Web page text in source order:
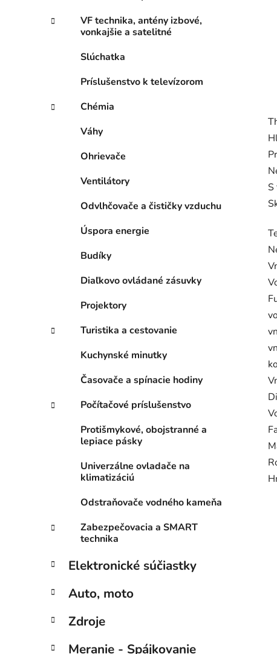
VF technika, antény izbové,
vonkajšie a satelitné
Slúchatka
Príslušenstvo k televízorom
Chémia
Váhy
Ohrievače
Ventilátory
Odvlhčovače a čističky vzduchu
Úspora energie
Budíky
Diaľkovo ovládané zásuvky
Projektory
Turistika a cestovanie
Kuchynské minutky
Časovače a spínacie hodiny
Počítačové príslušenstvo
Protišmykové, obojstranné a
lepiace pásky
Univerzálne ovladače na
klimatizáciú
Odstraňovače vodného kameňa
Zabezpečovacia a SMART
technika
Elektronické súčiastky
Auto, moto
Zdroje
Meranie - Spájkovanie
S